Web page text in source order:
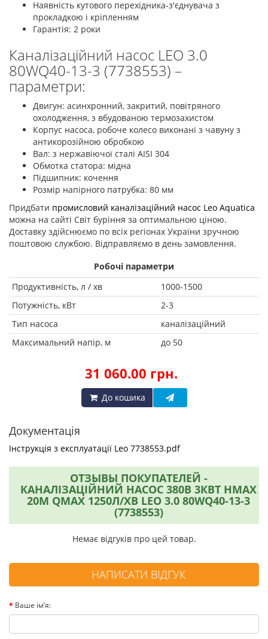
Наявність кутового перехідника-з'єднувача з
прокладкою і кріпленням
Гарантія: 2 роки
Каналізаційний насос LEO 3.0
80WQ40-13-3 (7738553) –
параметри:
Двигун: асинхронний, закритий, повітряного
охолодження, з вбудованою термозахистом
Корпус насоса, робоче колесо виконані з чавуну з
антикорозійною обробкою
Вал: з нержавіючої сталі AISI 304
Обмотка статора: мідна
Підшипник: кочення
Розмір напірного патрубка: 80 мм
Придбати промисловий каналізаційний насос Leo Aquatica
можна на сайті Світ буріння за оптимальною ціною.
Доставку здійснюємо по всіх регіонах України зручною
поштовою службою. Відправляємо в день замовлення.
Робочі параметри
Продуктивність, л / хв
1000-1500
Потужність, кВт
2-3
Тип насоса
каналізаційний
Максимальний напір, м
до 50
31 060.00 грн.
До кошика
Документація
Інструкція з експлуатації Leo 7738553.pdf
ОТЗЫВЫ ПОКУПАТЕЛЕЙ -
КАНАЛІЗАЦІЙНИЙ НАСОС 380В 3КВТ HMAX
20М QMAX 1250Л/ХВ LEO 3.0 80WQ40-13-3
(7738553)
Немає відгуків про цей товар.
НАПИСАТИ ВІДГУК
Ваше ім’я: